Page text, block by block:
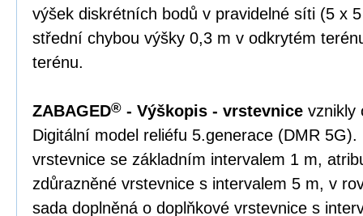
výšek diskrétních bodů v pravidelné síti (5 x
střední chybou výšky 0,3 m v odkrytém
terénu.
ZABAGED® - Výškopis - vrstevnice vznikly
Digitální model reliéfu 5.generace (DMR
vrstevnice se základním intervalem 1 m,
zdůrazněné vrstevnice s intervalem 5 m, v
sada doplněná o doplňkové vrstevnice s